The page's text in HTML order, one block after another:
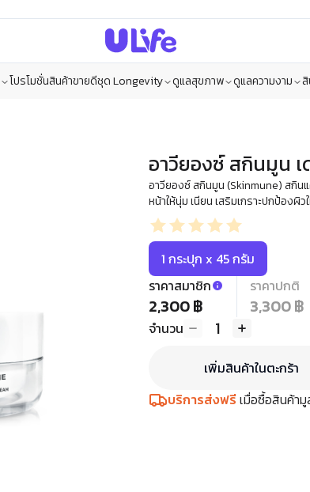
โปรโมชั่นสินค้าขายดีชุด Longevity ดูแลสุขภาพ ดูแลความงาม
อาวียองซ์ สกินมูน
อาวียองซ์ สกินมูน (Skinmune) สกิ
หน้าให้นุ่ม เนียน เสริมเกราะปกป้อง
1 กระปุก x 45 กรัม
ราคาสมาชิก
2,300 ฿
ราคาปกติ
3,300 ฿
จำนวน 1
เพิ่มสินค้าในตะกร้า
บริการส่งฟรีเมื่อซื้อสินค้า